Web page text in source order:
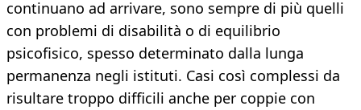
continuano ad arrivare, sono sempre di più quelli
con problemi di disabilità o di equilibrio
psicofisico, spesso determinato dalla lunga
permanenza negli istituti. Casi così complessi da
risultare troppo difficili anche per coppie con